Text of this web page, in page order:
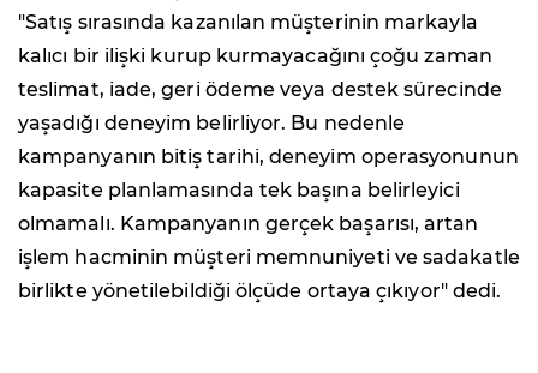
"Satış sırasında kazanılan müşterinin markayla
kalıcı bir ilişki kurup kurmayacağını çoğu zaman
teslimat, iade, geri ödeme veya destek sürecinde
yaşadığı deneyim belirliyor. Bu nedenle
kampanyanın bitiş tarihi, deneyim operasyonunun
kapasite planlamasında tek başına belirleyici
olmamalı. Kampanyanın gerçek başarısı, artan
işlem hacminin müşteri memnuniyeti ve sadakatle
birlikte yönetilebildiği ölçüde ortaya çıkıyor" dedi.